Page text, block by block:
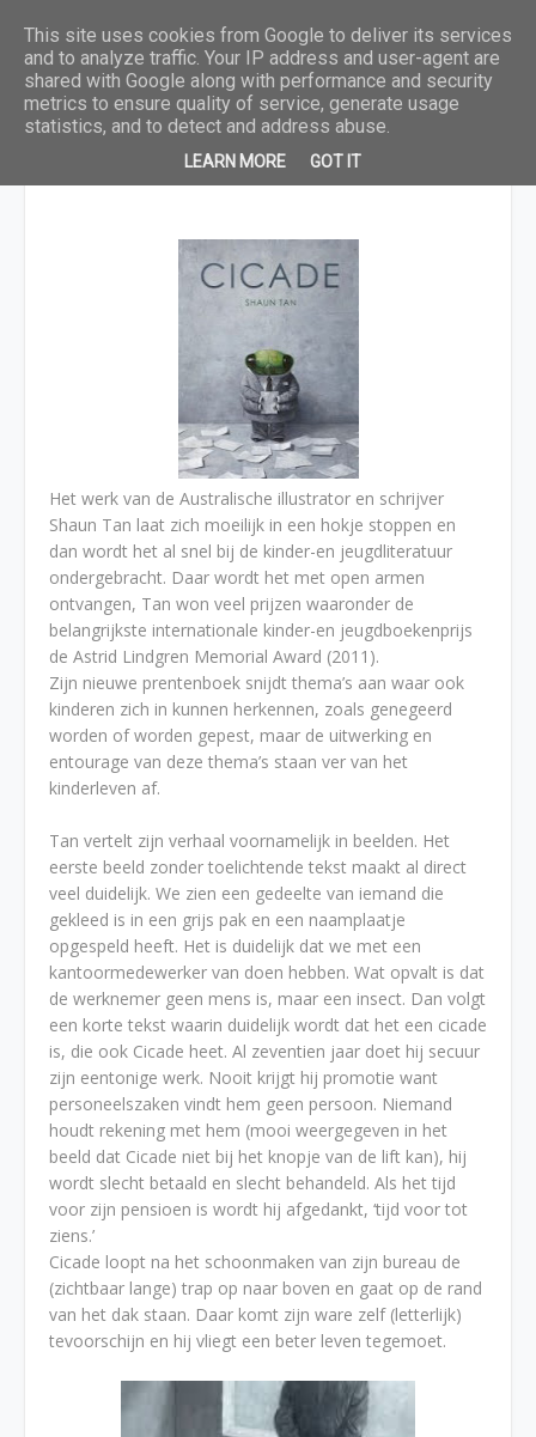
Cicade - Shaun Tan
Het werk van de Australische illustrator en schrijver
Shaun Tan laat zich moeilijk in een hokje stoppen en
dan wordt het al snel bij de kinder-en jeugdliteratuur
ondergebracht. Daar wordt het met open armen
ontvangen, Tan won veel prijzen waaronder de
belangrijkste internationale kinder-en jeugdboekenprijs
de Astrid Lindgren Memorial Award (2011).
Zijn nieuwe prentenboek snijdt thema’s aan waar ook
kinderen zich in kunnen herkennen, zoals genegeerd
worden of worden gepest, maar de uitwerking en
entourage van deze thema’s staan ver van het
kinderleven af.
Tan vertelt zijn verhaal voornamelijk in beelden. Het
eerste beeld zonder toelichtende tekst maakt al direct
veel duidelijk. We zien een gedeelte van iemand die
gekleed is in een grijs pak en een naamplaatje
opgespeld heeft. Het is duidelijk dat we met een
kantoormedewerker van doen hebben. Wat opvalt is dat
de werknemer geen mens is, maar een insect. Dan volgt
een korte tekst waarin duidelijk wordt dat het een cicade
is, die ook Cicade heet. Al zeventien jaar doet hij secuur
zijn eentonige werk. Nooit krijgt hij promotie want
personeelszaken vindt hem geen persoon. Niemand
houdt rekening met hem (mooi weergegeven in het
beeld dat Cicade niet bij het knopje van de lift kan), hij
wordt slecht betaald en slecht behandeld. Als het tijd
voor zijn pensioen is wordt hij afgedankt, ‘tijd voor tot
ziens.’
Cicade loopt na het schoonmaken van zijn bureau de
(zichtbaar lange) trap op naar boven en gaat op de rand
van het dak staan. Daar komt zijn ware zelf (letterlijk)
tevoorschijn en hij vliegt een beter leven tegemoet.
This site uses cookies from Google to deliver its services
and to analyze traffic. Your IP address and user-agent are
shared with Google along with performance and security
metrics to ensure quality of service, generate usage
statistics, and to detect and address abuse.
LEARN MORE GOT IT